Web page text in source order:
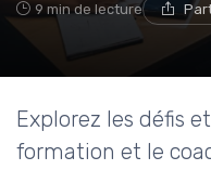
9 min de lecture
Explorez les défis
formation et le